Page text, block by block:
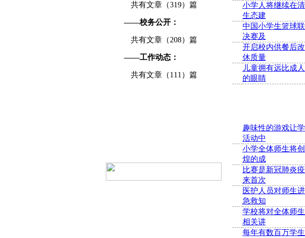
共有文章（319）篇
——校务公开：
共有文章（208）篇
——工作动态：
共有文章（111）篇
小学人将继续在
生态建
中国小学生篮球
决赛及
开启校内供餐后
休质量
儿童拥有远比成
的眼睛
趣味性的游戏让
活动中
小学全体师生将
煌的成
比赛是新冠肺炎
来首次
医护人员对师生
急救知
学校将对全体师
相关讲
每年有数百万学